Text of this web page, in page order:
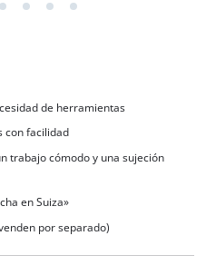
de herramientas
con facilidad
trabajo cómodo y una sujeción
en Suiza»
por separado)